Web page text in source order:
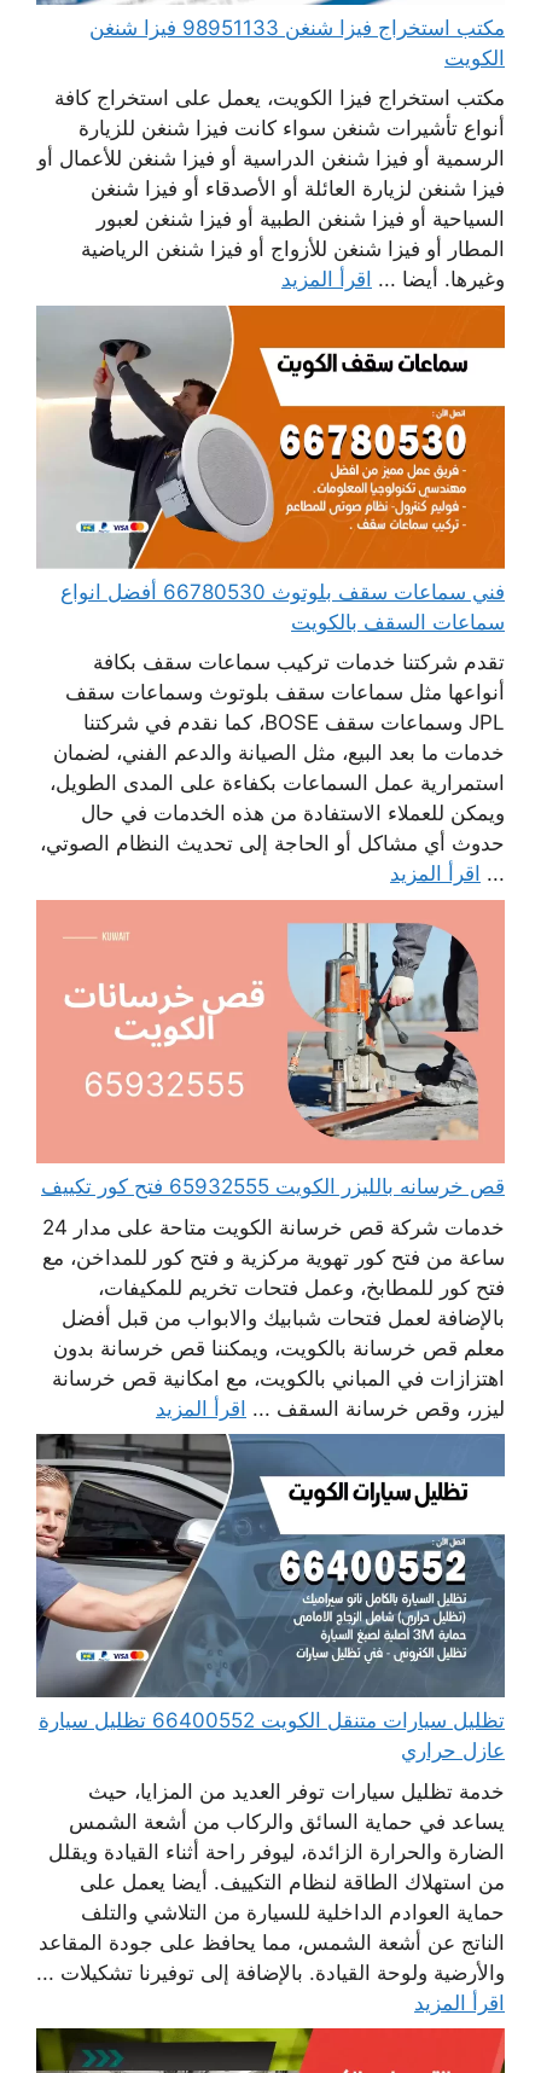
مكتب استخراج فيزا شنغن 98951133 فيزا شنغن
الكويت
مكتب استخراج فيزا الكويت، يعمل على استخراج كافة
أنواع تأشيرات شنغن سواء كانت فيزا شنغن للزيارة
الرسمية أو فيزا شنغن الدراسية أو فيزا شنغن للأعمال أو
فيزا شنغن لزيارة العائلة أو الأصدقاء أو فيزا شنغن
السياحية أو فيزا شنغن الطبية أو فيزا شنغن لعبور
المطار أو فيزا شنغن للأزواج أو فيزا شنغن الرياضية
وغيرها. أيضا ... اقرأ المزيد
فني سماعات سقف بلوتوث 66780530 أفضل انواع
سماعات السقف بالكويت
تقدم شركتنا خدمات تركيب سماعات سقف بكافة
أنواعها مثل سماعات سقف بلوتوث وسماعات سقف
JPL وسماعات سقف BOSE، كما نقدم في شركتنا
خدمات ما بعد البيع، مثل الصيانة والدعم الفني، لضمان
استمرارية عمل السماعات بكفاءة على المدى الطويل،
ويمكن للعملاء الاستفادة من هذه الخدمات في حال
حدوث أي مشاكل أو الحاجة إلى تحديث النظام الصوتي،
... اقرأ المزيد
قص خرسانه بالليزر الكويت 65932555 فتح كور تكييف
خدمات شركة قص خرسانة الكويت متاحة على مدار 24
ساعة من فتح كور تهوية مركزية و فتح كور للمداخن، مع
فتح كور للمطابخ، وعمل فتحات تخريم للمكيفات،
بالإضافة لعمل فتحات شبابيك والابواب من قبل أفضل
معلم قص خرسانة بالكويت، ويمكننا قص خرسانة بدون
اهتزازات في المباني بالكويت، مع امكانية قص خرسانة
ليزر، وقص خرسانة السقف ... اقرأ المزيد
تظليل سيارات متنقل الكويت 66400552 تظليل سيارة
عازل حراري
خدمة تظليل سيارات توفر العديد من المزايا، حيث
يساعد في حماية السائق والركاب من أشعة الشمس
الضارة والحرارة الزائدة، ليوفر راحة أثناء القيادة ويقلل
من استهلاك الطاقة لنظام التكييف. أيضا يعمل على
حماية العوادم الداخلية للسيارة من التلاشي والتلف
الناتج عن أشعة الشمس، مما يحافظ على جودة المقاعد
والأرضية ولوحة القيادة. بالإضافة إلى توفيرنا تشكيلات ...
اقرأ المزيد